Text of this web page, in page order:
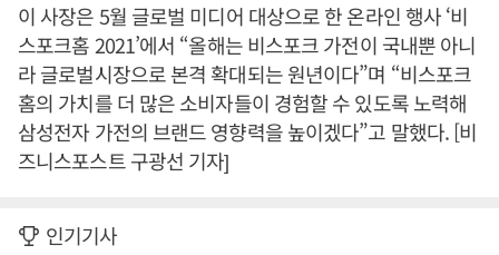
이 사장은 5월 글로벌 미디어 대상으로 한 온라인 행사 ‘비
스포크홈 2021’에서 “올해는 비스포크 가전이 국내뿐 아니
라 글로벌시장으로 본격 확대되는 원년이다”며 “비스포크
홈의 가치를 더 많은 소비자들이 경험할 수 있도록 노력해
삼성전자 가전의 브랜드 영향력을 높이겠다”고 말했다. [비
즈니스포스트 구광선 기자]
인기기사